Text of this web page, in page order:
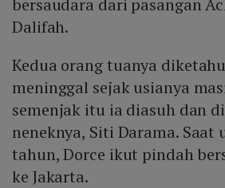
Dalifah.
Kedua orang tuanya
meninggal sejak usianya
semenjak itu ia diasuh dan
neneknya, Siti Darama. Saat
tahun, Dorce ikut pindah
ke Jakarta.